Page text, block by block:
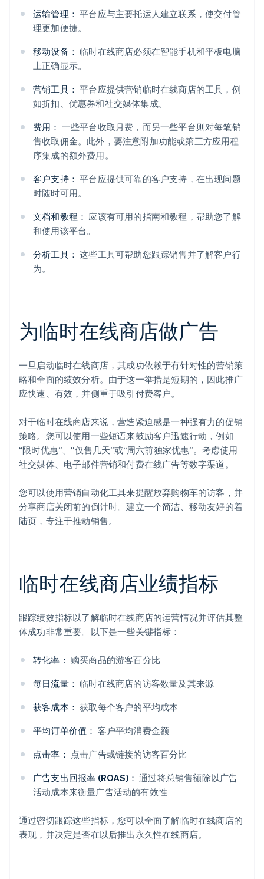
运输管理： 平台应与主要托运人建立联系，使交付管
理更加便捷。
移动设备： 临时在线商店必须在智能手机和平板电脑
上正确显示。
营销工具： 平台应提供营销临时在线商店的工具，例
如折扣、优惠券和社交媒体集成。
费用： 一些平台收取月费，而另一些平台则对每笔销
售收取佣金。此外，要注意附加功能或第三方应用程
序集成的额外费用。
客户支持： 平台应提供可靠的客户支持，在出现问题
时随时可用。
文档和教程： 应该有可用的指南和教程，帮助您了解
和使用该平台。
分析工具： 这些工具可帮助您跟踪销售并了解客户行
为。
为临时在线商店做广告
一旦启动临时在线商店，其成功依赖于有针对性的营销策
略和全面的绩效分析。由于这一举措是短期的，因此推广
应快速、有效，并侧重于吸引付费客户。
对于临时在线商店来说，营造紧迫感是一种强有力的促销
策略。您可以使用一些短语来鼓励客户迅速行动，例如
“限时优惠”、“仅售几天”或“周六前独家优惠”。考虑使用
社交媒体、电子邮件营销和付费在线广告等数字渠道。
您可以使用营销自动化工具来提醒放弃购物车的访客，并
分享商店关闭前的倒计时。建立一个简洁、移动友好的着
陆页，专注于推动销售。
临时在线商店业绩指标
跟踪绩效指标以了解临时在线商店的运营情况并评估其整
体成功非常重要。以下是一些关键指标：
转化率： 购买商品的游客百分比
每日流量： 临时在线商店的访客数量及其来源
获客成本： 获取每个客户的平均成本
平均订单价值： 客户平均消费金额
点击率： 点击广告或链接的访客百分比
广告支出回报率 (ROAS)： 通过将总销售额除以广告
活动成本来衡量广告活动的有效性
通过密切跟踪这些指标，您可以全面了解临时在线商店的
表现，并决定是否在以后推出永久性在线商店。
阿联酋
爱尔兰
爱沙尼亚
奥地利
澳大利亚
English
PortuguêsEnglish
保加利亚
English